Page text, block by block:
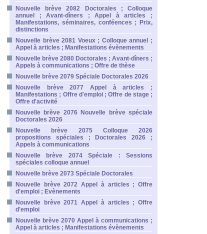
Nouvelle brève 2082 Doctorales ; Colloque
annuel ; Avant-dîners ; Appel à articles ;
Manifestations, séminaires, conféences ; Prix,
distinctions
Nouvelle brève 2081 Voeux ; Colloque annuel ;
Appel à articles ; Manifestations évènements
Nouvelle brève 2080 Doctorales ; Avant-dîners ;
Appels à communications ; Offre de thèse
Nouvelle brève 2079 Spéciale Doctorales 2026
Nouvelle brève 2077 Appel à articles ;
Manifestations ; Offre d'emploi ; Offre de stage ;
Offre d'activité
Nouvelle brève 2076 Nouvelle brève spéciale
Doctorales 2026
Nouvelle brève 2075 Colloque 2026
propositions spéciales ; Doctorales 2026 ;
Appels à communications
Nouvelle brève 2074 Spéciale : Sessions
spéciales colloque annuel
Nouvelle brève 2073 Spéciale Doctorales
Nouvelle brève 2072 Appel à articles ; Offre
d'emploi ; Evènements
Nouvelle brève 2071 Appel à articles ; Offre
d'emploi
Nouvelle brève 2070 Appel à communications ;
Appel à articles ; Manifestations évènements